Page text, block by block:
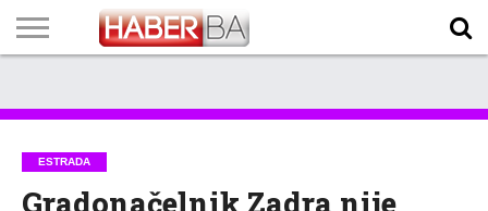
TECH
PROGRAM
PROGNOZA
PUTEVIMA
LISTA
NAMA
ESTRADA
Gradonačelnik Zadra nije